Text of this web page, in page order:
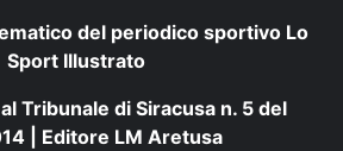
del periodico sportivo Lo
Sport Illustrato
Tribunale di Siracusa n. 5 del
| Editore LM Aretusa